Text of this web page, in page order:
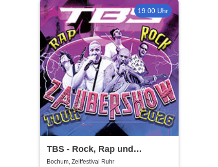
19:00 Uhr
TBS - Rock, Rap und
Zaubershow Tour 2026
Bochum, Zeltfestival Ruhr